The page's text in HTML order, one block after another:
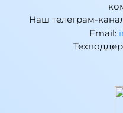
Наш телеграм-
Email: